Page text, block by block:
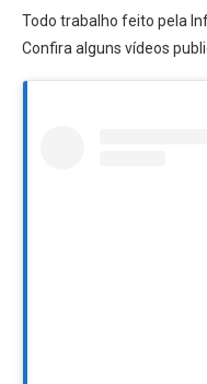
Todo trabalho feito pela
Confira alguns vídeos